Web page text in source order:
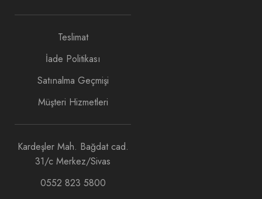
Teslimat
İade Politikası
Satınalma Geçmişi
Müşteri Hizmetleri
Kardeşler Mah. Bağdat cad.
31/c Merkez/Sivas
0552 823 5800